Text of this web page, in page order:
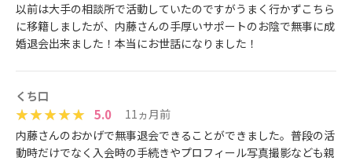
以前は大手の相談所で活動していたのですがうまく行かずこちら
に移籍しましたが、内藤さんの手厚いサポートのお陰で無事に成
婚退会出来ました！本当にお世話になりました！
くち口
5.0
11ヵ月前
内藤さんのおかげで無事退会できることができました。普段の活
動時だけでなく入会時の手続きやプロフィール写真撮影なども親